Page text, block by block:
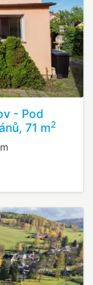
- Pod
71 m2